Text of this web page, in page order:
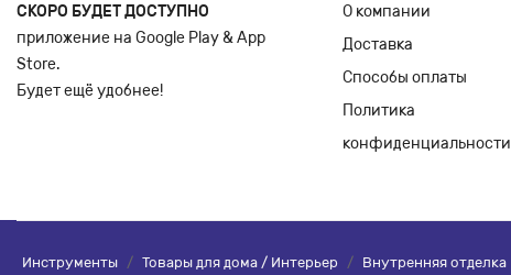
СКОРО БУДЕТ ДОСТУПНО
приложение на Google Play & App
Store.
Будет ещё удобнее!
О компании
Доставка
Способы оплаты
Политика
конфиденциальности
Инструменты / Товары для дома / Интерьер / Внутренняя отделка